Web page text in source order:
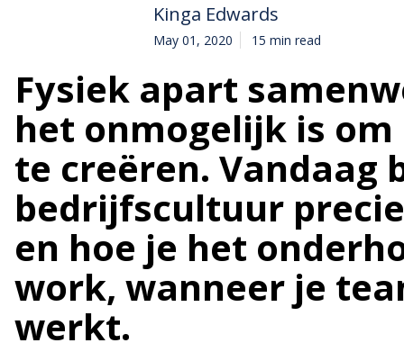
Kinga Edwards
May 01, 2020 15 min read
Fysiek apart
het onmogelijk is
te creëren. Vandaag
bedrijfscultuur
en hoe je het
work, wanneer je
werkt.